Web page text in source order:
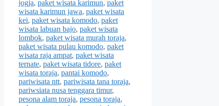
jogja, paket wisata karimun, paket
wisata karimun jawa, paket wisata
kei, paket wisata komodo, paket
wisata labuan bajo, paket wisata
lombok, paket wisata murah toraja,
paket wisata pulau komodo, paket
wisata raja ampat, paket wisata
ternate, paket wisata tidore, paket
wisata toraja, pantai komodo,
pariwisata ntt, pariwisata tana toraja,
pariwsiata nusa tenggara timur,
pesona alam toraja, pesona toraja,